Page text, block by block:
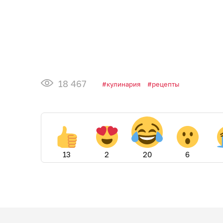
18 467 кулинария рецепты
13 2 20 6